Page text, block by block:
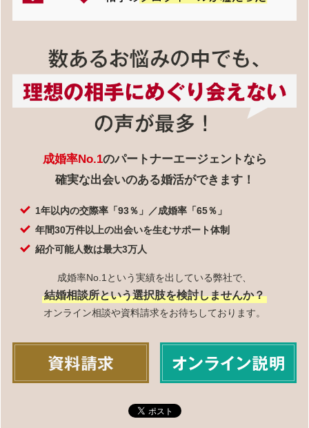
成婚率No.1のパートナーエージェントなら
確実な出会いのある婚活ができます！
1年以内の交際率「93％」／成婚率「65％」
年間30万件以上の出会いを生むサポート体制
紹介可能人数は最大3万人
成婚率No.1という実績を出している弊社で、
結婚相談所という選択肢を検討しませんか？
オンライン相談や資料請求をお待ちしております。